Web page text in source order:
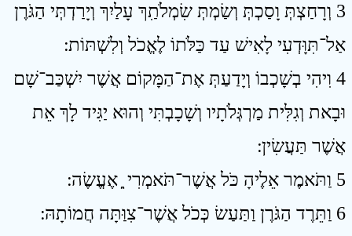
3 וְרָחַצְתְּ וָסַכְתְּ וְשַׂמְתְּ שִׂמְלֹתִַךְ עָלַיִךְ וְיָרַדְתְּי הַגֹּרֶן
אַל־תִּוָּדְעִי לָאִישׁ עַד כַּלֹּתוֹ לֶאֱכֹל וְלִשְׁתּוֹת ׃
4 וִיהִי בְשָׁכְבוֹ וְיָדַעַתְּ אֶת־הַמָּקוֹם אֲשֶׁר יִשְׁכַּב־שָׁם
וּבָאת וְגִלִּית מַרְגְּלֹתָיו וְשָׁכָבְתִּי וְהוּא יַגִּיד לָךְ אֵת
אֲשֶׁר תַּעֲשִׂין ׃
5 וַתֹּאמֶר אֵלֶיהָ כֹּל אֲשֶׁר־תֹּאמְרִי ֵַ אֶעֱשֶׂה ׃
6 וַתֵּרֶד הַגֹּרֶן וַתַּעַשׂ כְּכֹל אֲשֶׁר־צִוַּתָּה חֲמוֹתָהּ ׃